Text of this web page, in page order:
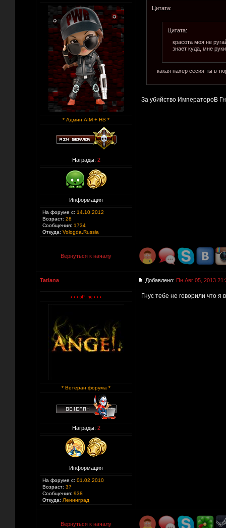
* Админ AIM + HS *
Награды: 2
Информация
На форуме с: 14.10.2012
Возраст: 28
Сообщения: 1734
Откуда: Vologda,Russia
Цитата:
Цитата:
красота моя не
знает куда, мне
какая нахер сесия ты в
За убийство ИмператороВ
Вернуться к началу
Tatiana Добавлено: Пн Авг 05, 2013
* Ветеран форума *
Награды: 2
Информация
На форуме с: 01.02.2010
Возраст: 37
Сообщения: 938
Откуда: Ленинград
Гнус тебе не говорили что я
Вернуться к началу